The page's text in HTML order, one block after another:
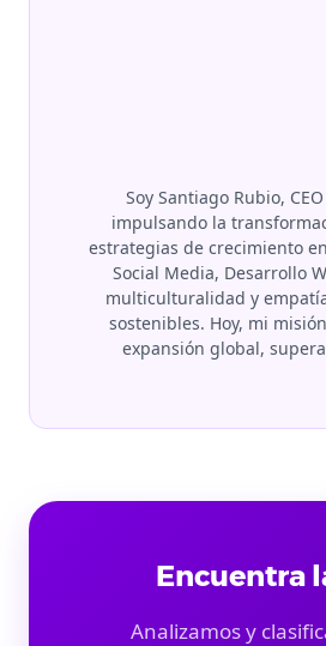
Soy Santiago Rubio,
impulsando la
estrategias de crecimiento
Social Media, Desarrollo
multiculturalidad y
sostenibles. Hoy, mi
expansión global,
Encuentra
Analizamos y